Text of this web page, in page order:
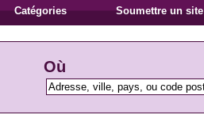
Catégories Soumettre un site
Où